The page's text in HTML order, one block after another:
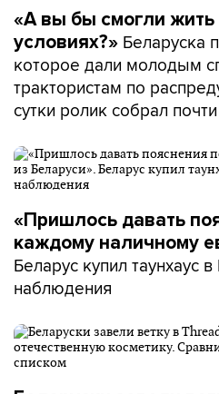
«А вы бы смогли жить
условиях?» Беларуска
которое дали молодым
трактористам по
сутки ролик собрал
«Пришлось давать
каждому наличному
Беларус купил таунхаус
наблюдения